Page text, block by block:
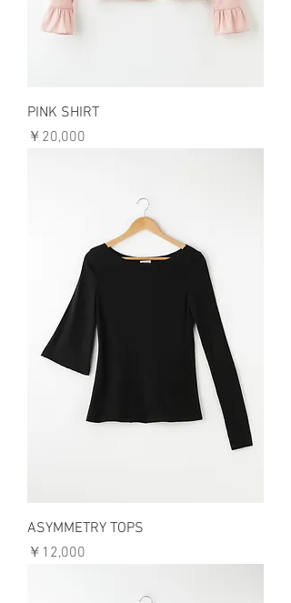
PINK SHIRT
価格
￥20,000
ASYMMETRY TOPS
価格
￥12,000